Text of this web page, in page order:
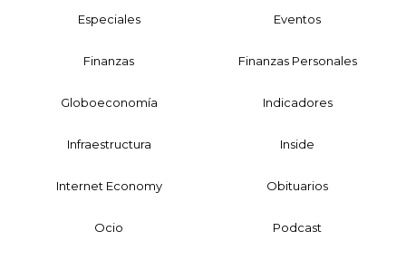
Especiales Eventos
Finanzas Finanzas Personales
Globoeconomía Indicadores
Infraestructura Inside
Internet Economy Obituarios
Ocio Podcast